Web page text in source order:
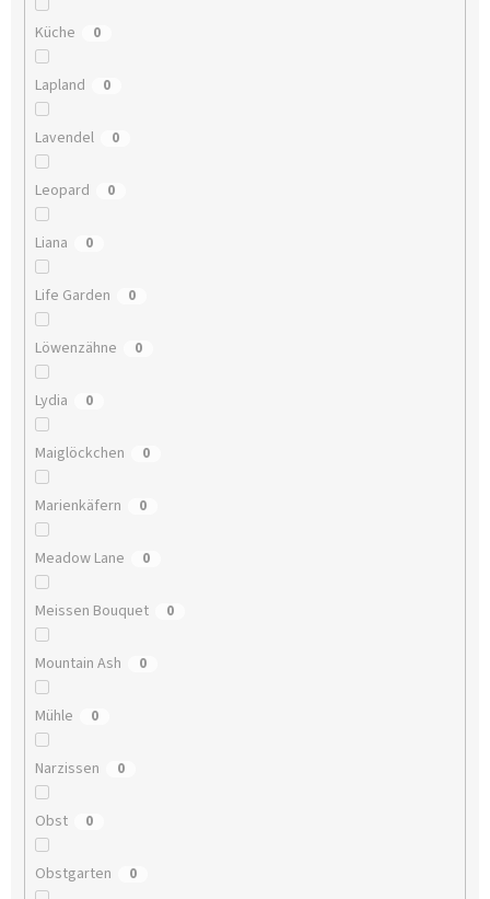
Küche 0
Lapland 0
Lavendel 0
Leopard 0
Liana 0
Life Garden 0
Löwenzähne 0
Lydia 0
Maiglöckchen 0
Marienkäfern 0
Meadow Lane 0
Meissen Bouquet 0
Mountain Ash 0
Mühle 0
Narzissen 0
Obst 0
Obstgarten 0